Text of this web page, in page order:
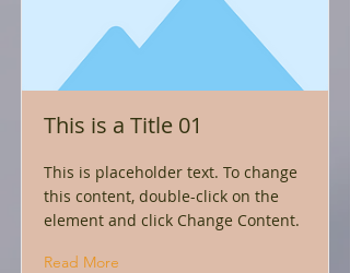
This is a Title 01
This is placeholder text. To change
this content, double-click on the
element and click Change Content.
Read More